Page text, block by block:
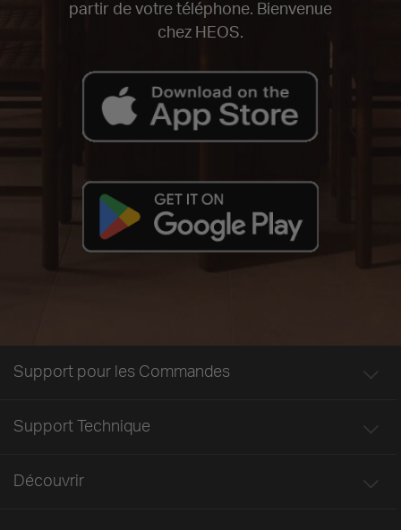
partir de votre téléphone. Bienvenue
chez HEOS.
Support pour les Commandes
Support Technique
Découvrir